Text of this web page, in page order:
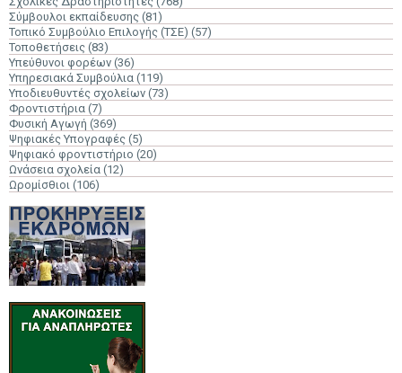
Σύμβουλοι εκπαίδευσης (81)
Τοπικό Συμβούλιο Επιλογής (ΤΣΕ) (57)
Τοποθετήσεις (83)
Υπεύθυνοι φορέων (36)
Υπηρεσιακά Συμβούλια (119)
Υποδιευθυντές σχολείων (73)
Φροντιστήρια (7)
Φυσική Αγωγή (369)
Ψηφιακές Υπογραφές (5)
Ψηφιακό φροντιστήριο (20)
Ωνάσεια σχολεία (12)
Ωρομίσθιοι (106)